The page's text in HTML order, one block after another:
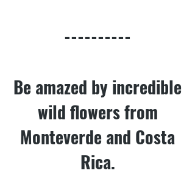
----------
Be amazed by incredible
wild flowers from
Monteverde and Costa
Rica.